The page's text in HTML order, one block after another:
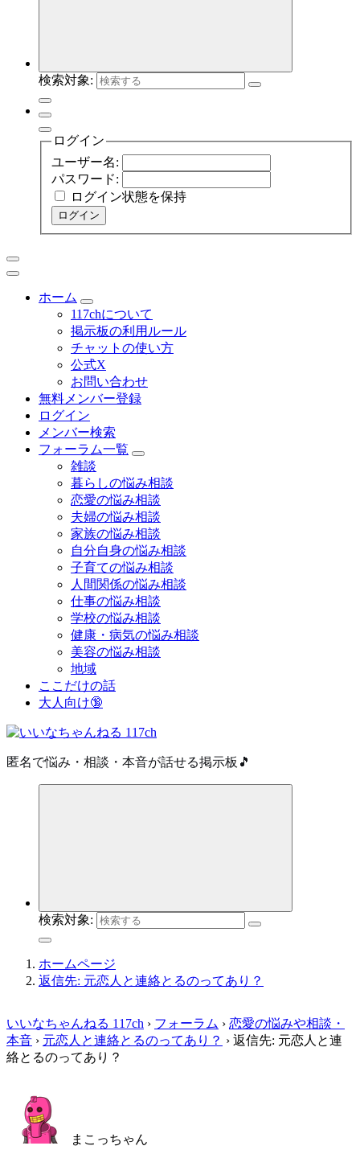
検索対象:
ログイン
ユーザー名:
パスワード:
ログイン状態を保持
ログイン
ホーム
117chについて
掲示板の利用ルール
チャットの使い方
公式X
お問い合わせ
無料メンバー登録
ログイン
メンバー検索
フォーラム一覧
雑談
暮らしの悩み相談
恋愛の悩み相談
夫婦の悩み相談
家族の悩み相談
自分自身の悩み相談
子育ての悩み相談
人間関係の悩み相談
仕事の悩み相談
学校の悩み相談
健康・病気の悩み相談
美容の悩み相談
地域
ここだけの話
大人向け🔞
匿名で悩み・相談・本音が話せる掲示板🎵
検索対象:
ホームページ
返信先: 元恋人と連絡とるのってあり？
いいなちゃんねる 117ch › フォーラム › 恋愛の悩みや相談・
本音 › 元恋人と連絡とるのってあり？ › 返信先: 元恋人と連
絡とるのってあり？
まこっちゃん